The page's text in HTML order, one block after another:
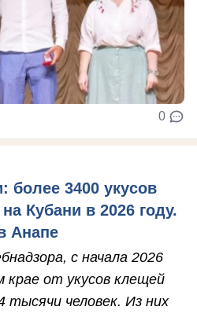
0
более 3400 укусов
Кубани в 2026 году.
Анапе
с начала 2026
крае от укусов клещей
тысячи человек. Из них